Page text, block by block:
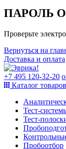
ПАРОЛЬ
Проверьте
Вернуться на
Доставка и оплата
+7 495 120-32-20
Каталог товаров
Тест-
Тест-
Пробоотбор